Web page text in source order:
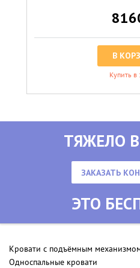
В
Купить в
ТЯЖЕЛО
ЗАКАЗАТЬ
ЭТО
Кровати с подъёмным
Односпальные кровати